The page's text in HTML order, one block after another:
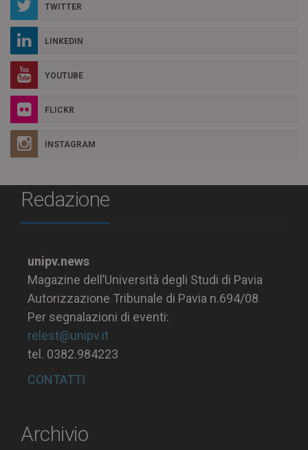
TWITTER
LINKEDIN
YOUTUBE
FLICKR
INSTAGRAM
Redazione
unipv.news
Magazine dell’Università degli Studi di Pavia
Autorizzazione Tribunale di Pavia n.694/08
Per segnalazioni di eventi:
relest@unipv.it
tel. 0382.984223
CONTATTI
Archivio